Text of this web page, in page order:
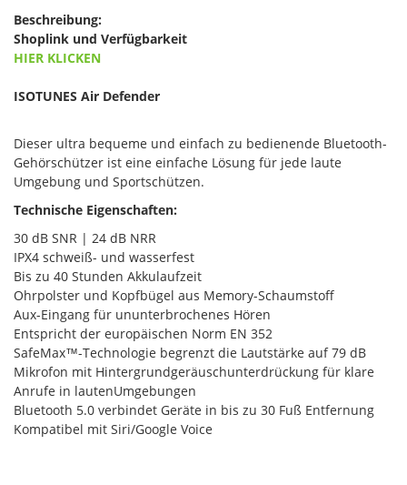
Beschreibung:
Shoplink und Verfügbarkeit
HIER KLICKEN
ISOTUNES Air Defender
Dieser ultra bequeme und einfach zu bedienende Bluetooth-
Gehörschützer ist eine einfache Lösung für jede laute
Umgebung und Sportschützen.
Technische Eigenschaften:
30 dB SNR | 24 dB NRR
IPX4 schweiß- und wasserfest
Bis zu 40 Stunden Akkulaufzeit
Ohrpolster und Kopfbügel aus Memory-Schaumstoff
Aux-Eingang für ununterbrochenes Hören
Entspricht der europäischen Norm EN 352
SafeMax™-Technologie begrenzt die Lautstärke auf 79 dB
Mikrofon mit Hintergrundgeräuschunterdrückung für klare
Anrufe in lautenUmgebungen
Bluetooth 5.0 verbindet Geräte in bis zu 30 Fuß Entfernung
Kompatibel mit Siri/Google Voice